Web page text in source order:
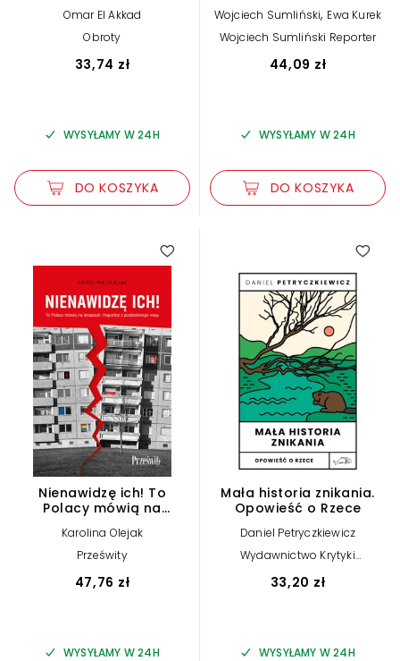
Omar El Akkad
Obroty
33,74 zł
WYSYŁAMY W 24H
DO KOSZYKA
Wojciech Sumliński, Ewa Kurek
Wojciech Sumliński Reporter
44,09 zł
WYSYŁAMY W 24H
DO KOSZYKA
Nienawidzę ich! To
Polacy mówią na
podzielonego kraju
Karolina Olejak
Prześwity
47,76 zł
WYSYŁAMY W 24H
Mała historia znikania.
Opowieść o Rzece
Daniel Petryczkiewicz
Wydawnictwo Krytyki
33,20 zł
WYSYŁAMY W 24H